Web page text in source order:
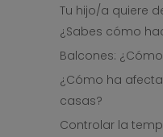
Tu hijo/a quiere
¿Sabes cómo
Balcones:
¿Cómo ha
casas?
Controlar la